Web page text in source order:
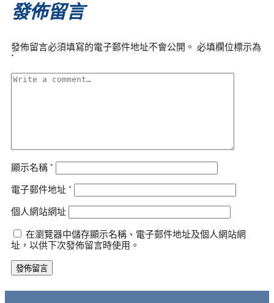
發佈留言
發佈留言必須填寫的電子郵件地址不會公開。 必填欄位標示為
*
顯示名稱 *
電子郵件地址 *
個人網站網址
在瀏覽器中儲存顯示名稱、電子郵件地址及個人網站網
址，以供下次發佈留言時使用。